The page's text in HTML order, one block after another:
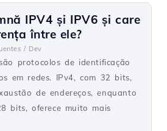
IPV4 și IPV6 și care
între ele?
/ Dev
protocolos de identificação
em redes. IPv4, com 32 bits,
de endereços, enquanto
bits, oferece muito mais